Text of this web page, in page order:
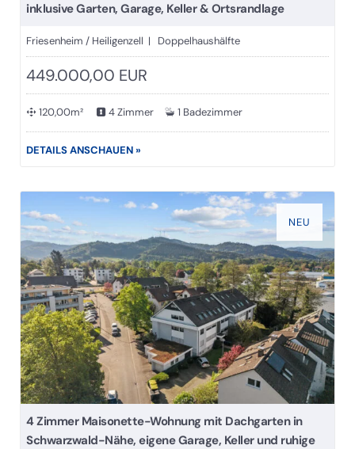
inklusive Garten, Garage, Keller & Ortsrandlage
Friesenheim / Heiligenzell | Doppelhaushälfte
449.000,00 EUR
120,00m² 4 Zimmer 1 Badezimmer
DETAILS ANSCHAUEN »
NEU
4 Zimmer Maisonette-Wohnung mit Dachgarten in
Schwarzwald-Nähe, eigene Garage, Keller und ruhige